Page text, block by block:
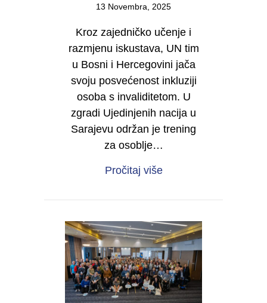
13 Novembra, 2025
Kroz zajedničko učenje i
razmjenu iskustava, UN tim
u Bosni i Hercegovini jača
svoju posvećenost inkluziji
osoba s invaliditetom. U
zgradi Ujedinjenih nacija u
Sarajevu održan je trening
za osoblje…
Pročitaj višeabout Zajedno učimo